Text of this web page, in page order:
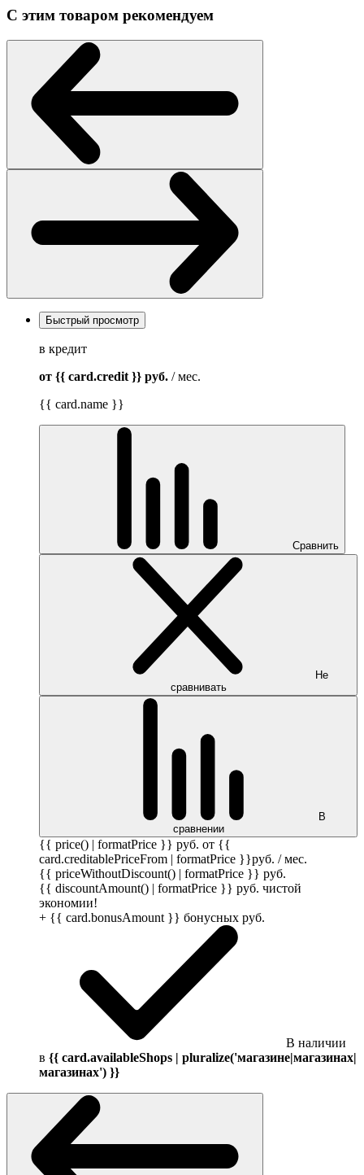
С этим товаром рекомендуем
Быстрый просмотр
в кредит
от {{ card.credit }} руб. / мес.
{{ card.name }}
Сравнить
Не
сравнивать
В
сравнении
{{ price() | formatPrice }} руб. от {{
card.creditablePriceFrom | formatPrice }}руб. / мес.
{{ priceWithoutDiscount() | formatPrice }} руб.
{{ discountAmount() | formatPrice }} руб. чистой
экономии!
+ {{ card.bonusAmount }} бонусных руб.
В наличии
в {{ card.availableShops | pluralize('магазине|магазинах|
магазинах') }}